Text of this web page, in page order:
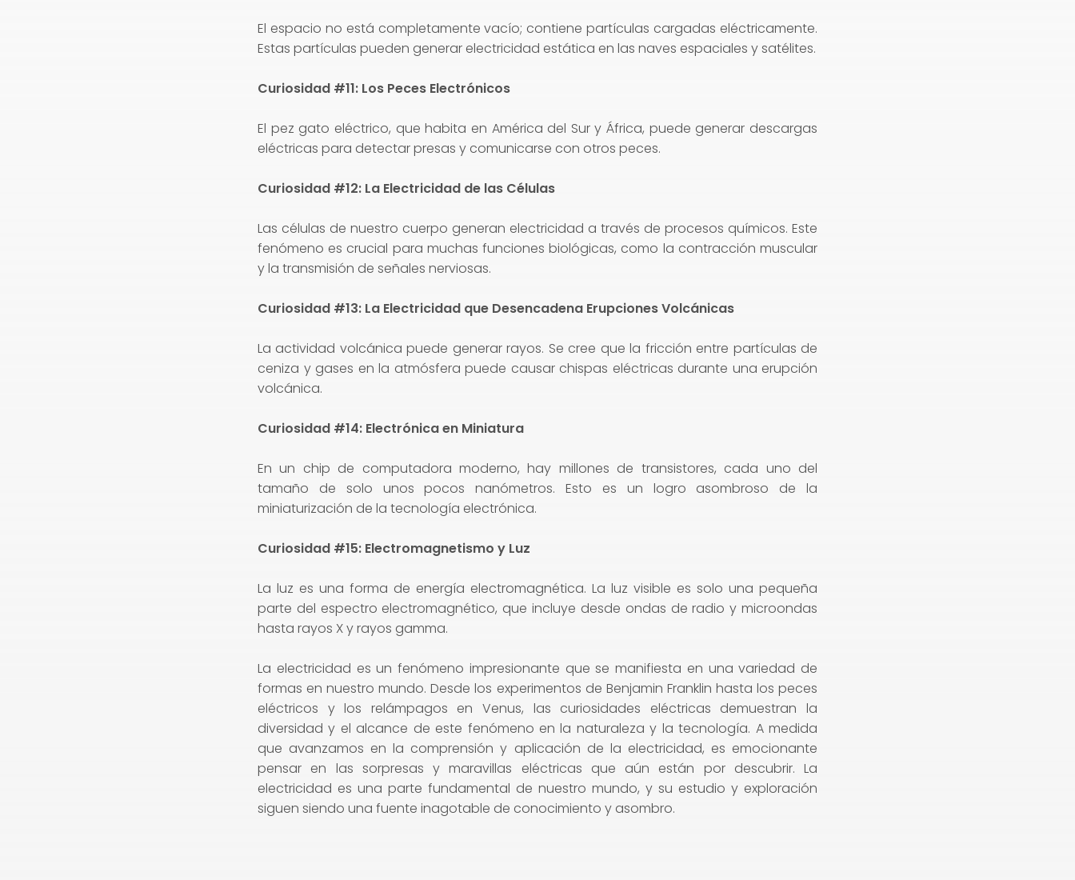
El espacio no está completamente vacío; contiene partículas cargadas eléctricamente.
Estas partículas pueden generar electricidad estática en las naves espaciales y satélites.
Curiosidad #11: Los Peces Electrónicos
El pez gato eléctrico, que habita en América del Sur y África, puede generar descargas
eléctricas para detectar presas y comunicarse con otros peces.
Curiosidad #12: La Electricidad de las Células
Las células de nuestro cuerpo generan electricidad a través de procesos químicos. Este
fenómeno es crucial para muchas funciones biológicas, como la contracción muscular
y la transmisión de señales nerviosas.
Curiosidad #13: La Electricidad que Desencadena Erupciones Volcánicas
La actividad volcánica puede generar rayos. Se cree que la fricción entre partículas de
ceniza y gases en la atmósfera puede causar chispas eléctricas durante una erupción
volcánica.
Curiosidad #14: Electrónica en Miniatura
En un chip de computadora moderno, hay millones de transistores, cada uno del
tamaño de solo unos pocos nanómetros. Esto es un logro asombroso de la
miniaturización de la tecnología electrónica.
Curiosidad #15: Electromagnetismo y Luz
La luz es una forma de energía electromagnética. La luz visible es solo una pequeña
parte del espectro electromagnético, que incluye desde ondas de radio y microondas
hasta rayos X y rayos gamma.
La electricidad es un fenómeno impresionante que se manifiesta en una variedad de
formas en nuestro mundo. Desde los experimentos de Benjamin Franklin hasta los peces
eléctricos y los relámpagos en Venus, las curiosidades eléctricas demuestran la
diversidad y el alcance de este fenómeno en la naturaleza y la tecnología. A medida
que avanzamos en la comprensión y aplicación de la electricidad, es emocionante
pensar en las sorpresas y maravillas eléctricas que aún están por descubrir. La
electricidad es una parte fundamental de nuestro mundo, y su estudio y exploración
siguen siendo una fuente inagotable de conocimiento y asombro.